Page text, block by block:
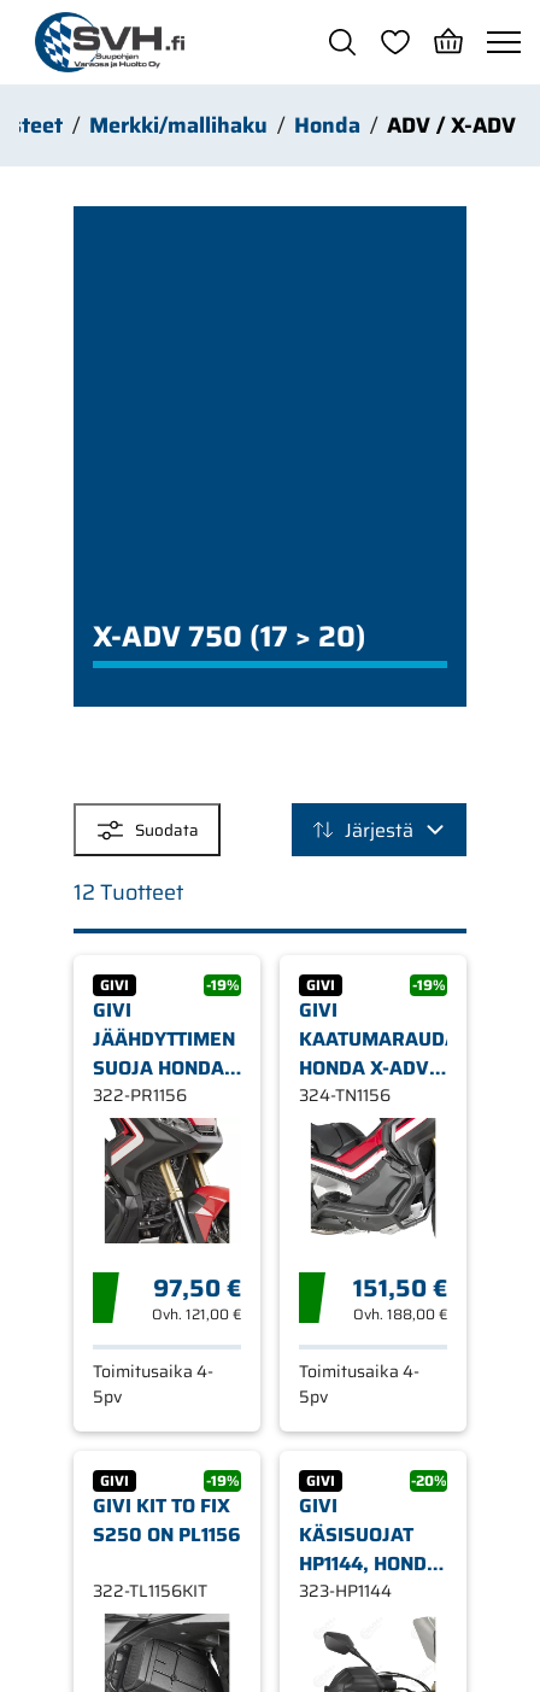
Siirry pääsisältöön
Merkki/mallihaku Honda ADV / X-ADV
X-ADV 750 (17 > 20)
Suodata Järjestä
12 Tuotteet
GIVI -19%
GIVI
JÄÄHDYTTIMEN
SUOJA HONDA
X-ADV 750 17-
322-PR1156
97,50 €
Ovh. 121,00 €
Toimitusaika 4-
5pv
GIVI -19%
GIVI
KAATUMARAUDAT
HONDA X-ADV
750 2017-
324-TN1156
151,50 €
Ovh.188,00 €
Toimitusaika 4-
5pv
GIVI -19%
GIVI KIT TO FIX
S250 ON PL1156
322-TL1156KIT
GIVI -20%
GIVI
KÄSISUOJAT
HP1144, HONDA
X-
ADV/CRF1000L
AFRICA TWIN
323-HP1144